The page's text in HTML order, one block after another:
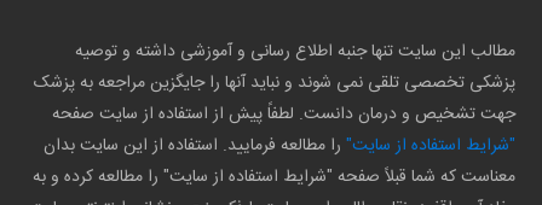
مطالب این سایت تنها جنبه اطلاع رسانی و آموزشی داشته و توصیه
پزشکی تخصصی تلقی نمی شوند و نباید آنها را جایگزین مراجعه به پزشک
جهت تشخیص و درمان دانست. لطفاً پیش از استفاده از سایت صفحه
"شرایط استفاده از سایت" را مطالعه فرمایید. استفاده از این سایت بدان
معناست که شما قبلاً صفحه "شرایط استفاده از سایت" را مطالعه کرده و به